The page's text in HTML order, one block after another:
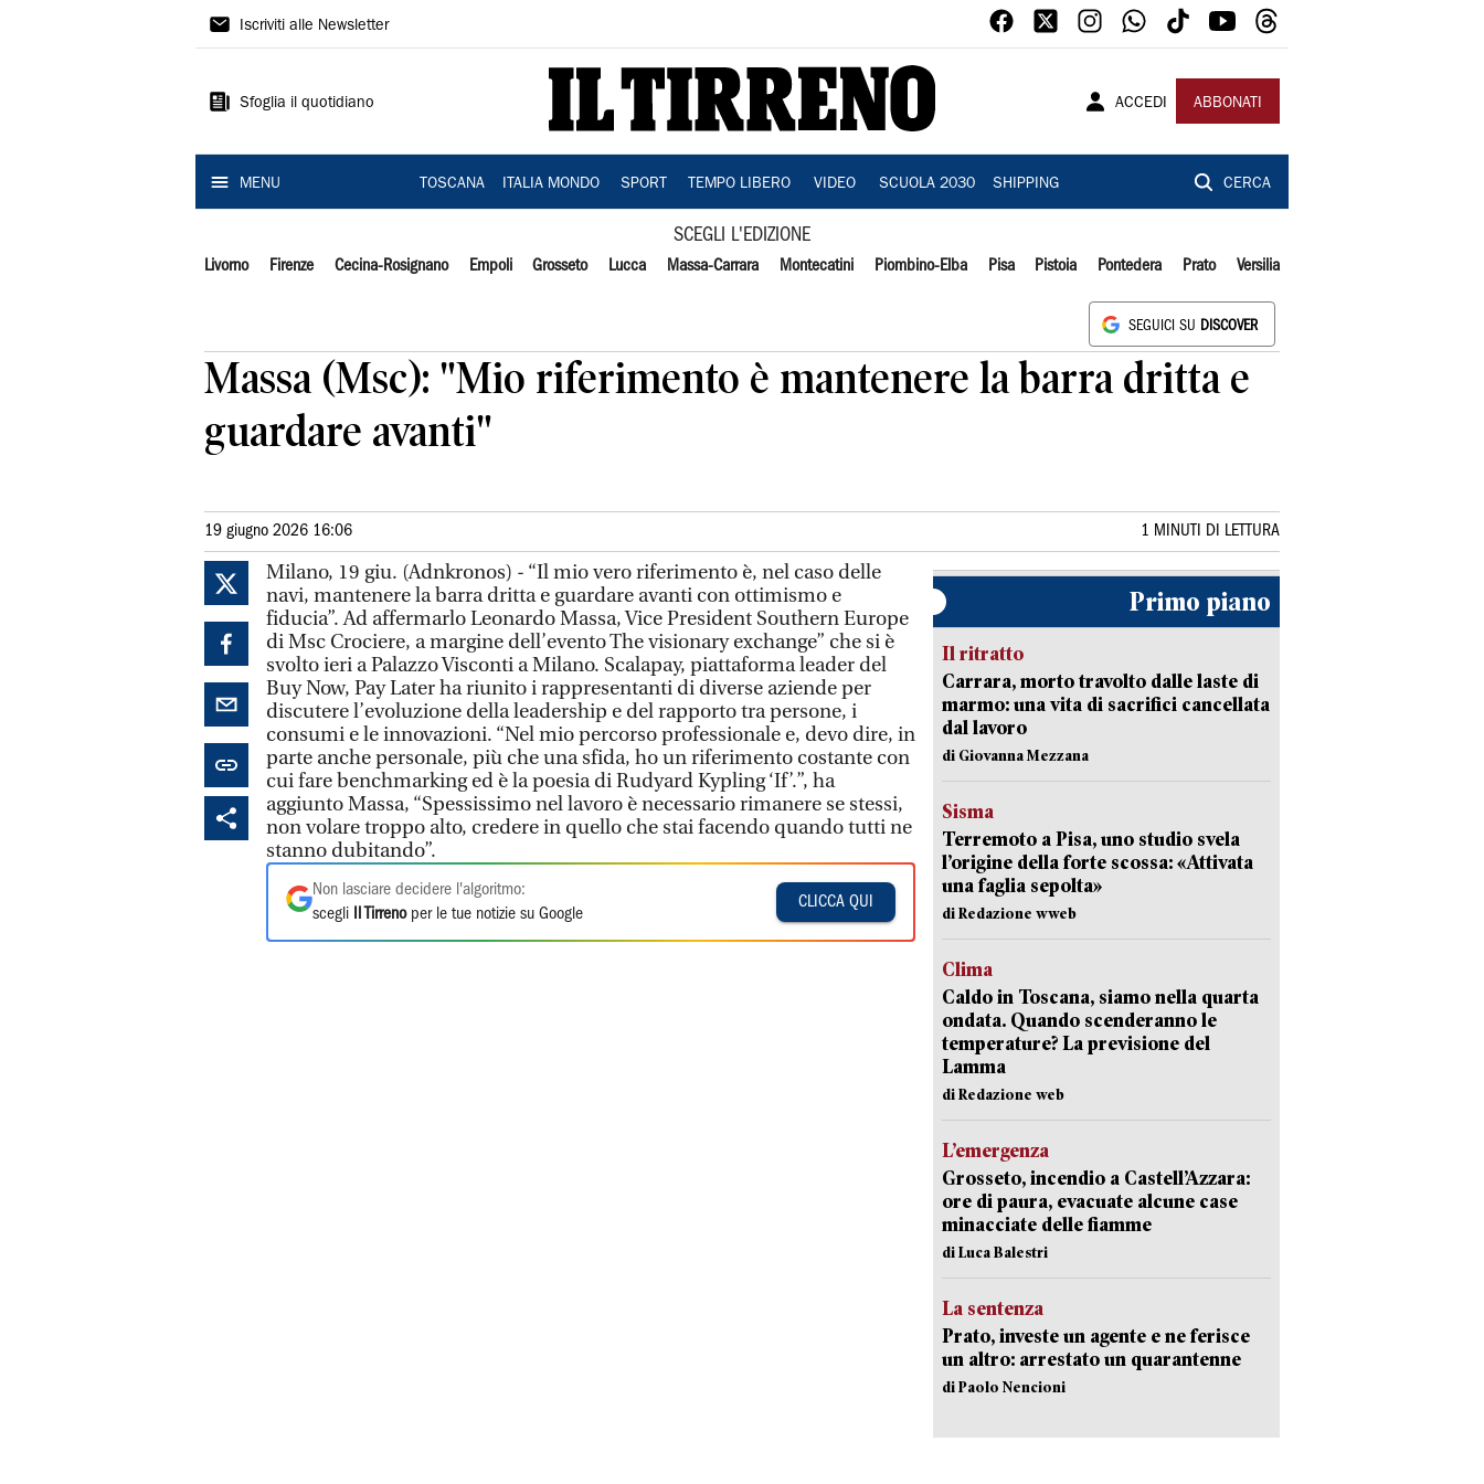
Il
Iscriviti alle Newsletter
Sfoglia il quotidiano ACCEDI ABBONATI
MENU TOSCANA ITALIA MONDO SPORT TEMPO LIBERO VIDEO SCUOLA 2030 SHIPPING CERCA
SCEGLI L'EDIZIONE
Livorno Firenze Cecina-Rosignano Empoli Grosseto Lucca Massa-Carrara Montecatini Piombino-Elba Pisa Pistoia Pontedera Prato Versilia
SEGUICI SU DISCOVER
Massa (Msc): "Mio riferimento è mantenere la barra dritta e
guardare avanti"
19 giugno 2026 16:06 1 MINUTI DI LETTURA
Milano, 19 giu. (Adnkronos) - “Il mio vero riferimento è, nel caso delle
navi, mantenere la barra dritta e guardare avanti con ottimismo e
fiducia”. Ad affermarlo Leonardo Massa, Vice President Southern Europe
di Msc Crociere, a margine dell’evento The visionary exchange” che si è
svolto ieri a Palazzo Visconti a Milano. Scalapay, piattaforma leader del
Buy Now, Pay Later ha riunito i rappresentanti di diverse aziende per
discutere l’evoluzione della leadership e del rapporto tra persone, i
consumi e le innovazioni. “Nel mio percorso professionale e, devo dire, in
parte anche personale, più che una sfida, ho un riferimento costante con
cui fare benchmarking ed è la poesia di Rudyard Kypling ‘If’.”, ha
aggiunto Massa, “Spessissimo nel lavoro è necessario rimanere se stessi,
non volare troppo alto, credere in quello che stai facendo quando tutti ne
stanno dubitando”.
Non lasciare decidere l'algoritmo:
scegli
Il Tirrenoper le tue notizie su Google
CLICCA QUI
Primo piano
Il ritratto
Carrara, morto travolto dalle laste di
marmo: una vita di sacrifici cancellata
dal lavoro
di Giovanna Mezzana
Sisma
Terremoto a Pisa, uno studio svela
l’origine della forte scossa: «Attivata
una faglia sepolta»
di Redazione wweb
Clima
Caldo in Toscana, siamo nella quarta
ondata. Quando scenderanno le
temperature? La previsione del
Lamma
di Redazione web
L’emergenza
Grosseto, incendio a Castell’Azzara:
ore di paura, evacuate alcune case
minacciate delle fiamme
di Luca Balestri
La sentenza
Prato, investe un agente e ne ferisce
un altro: arrestato un quarantenne
di Paolo Nencioni